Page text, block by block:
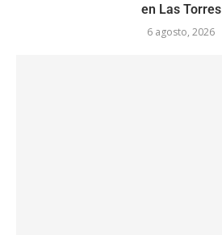
en Las Torres
6 agosto, 2026